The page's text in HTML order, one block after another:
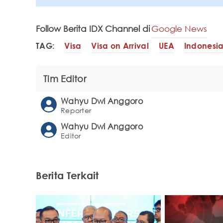
Follow Berita IDX Channel diGoogle News
TAG: Visa Visa on Arrival UEA
Tim Editor
Wahyu Dwi Anggoro
Reporter
Wahyu Dwi Anggoro
Editor
Berita Terkait